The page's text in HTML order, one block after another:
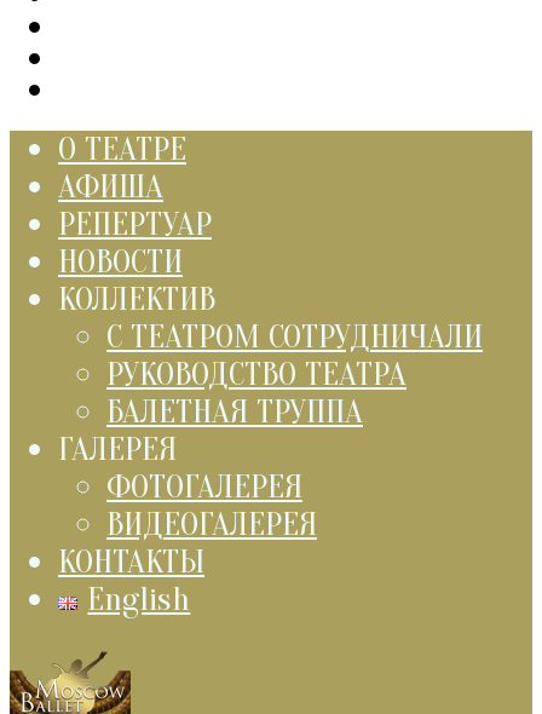
О ТЕАТРЕ
АФИША
РЕПЕРТУАР
НОВОСТИ
КОЛЛЕКТИВ
С ТЕАТРОМ СОТРУДНИЧАЛИ
РУКОВОДСТВО ТЕАТРА
БАЛЕТНАЯ ТРУППА
ГАЛЕРЕЯ
ФОТОГАЛЕРЕЯ
ВИДЕОГАЛЕРЕЯ
КОНТАКТЫ
English